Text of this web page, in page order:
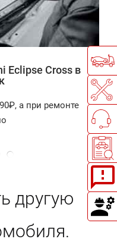
Eclipse Cross в
а при ремонте
другую